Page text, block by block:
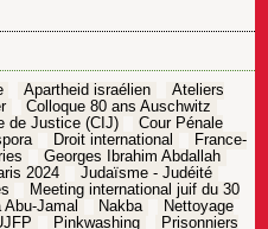
Apartheid israélien
Ateliers
Colloque 80 ans Auschwitz
de Justice (CIJ)
Cour Pénale
Droit international
France-
Georges Ibrahim Abdallah
2024
Judaïsme - Judéité
Meeting international juif du 30
Abu-Jamal Nakba
Nettoyage
Pinkwashing
Prisonniers